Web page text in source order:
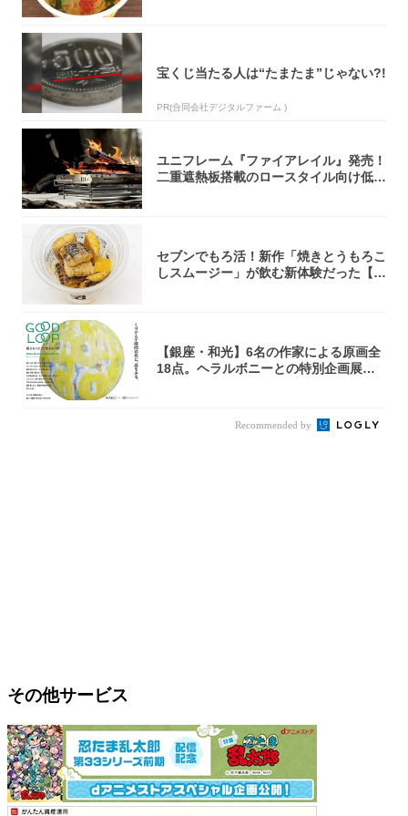
宝くじ当たる人は“たまたま”じゃない?!
PR(合同会社デジタルファーム )
ユニフレーム『ファイアレイル』発売！
二重遮熱板搭載のロースタイル向け低型
セブンでもろ活！新作「焼きとうもろこ
しスムージー」が飲む新体験だった【東
【銀座・和光】6名の作家による原画全
18点。ヘラルボニーとの特別企画展「G
Recommended by
その他サービス